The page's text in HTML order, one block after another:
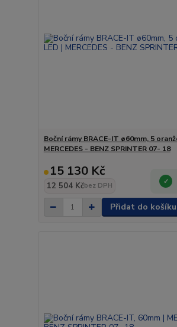
Boční rámy BRACE-IT ø60mm, 5
MERCEDES - BENZ SPRINTER 07- 18
15 130 Kč
12 504 Kčbez DPH
Přidat do košíku